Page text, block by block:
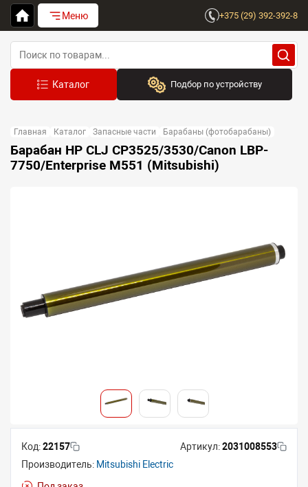
Меню +375 (29) 392-392-8
Подбор по устройству
Выберите бренд
Устройство:
Главная Каталог Запасные части Барабаны (фотобарабаны)
Барабан HP CLJ CP3525/3530/Canon LBP-
7750/Enterprise M551 (Mitsubishi)
Код:22157 Артикул:2031008553
Производитель: Mitsubishi Electric